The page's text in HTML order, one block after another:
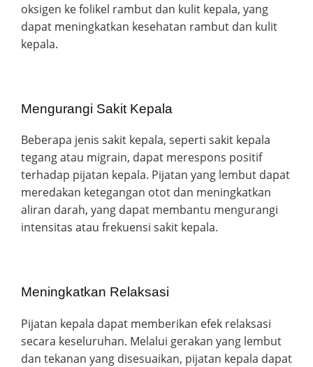
oksigen ke folikel rambut dan kulit kepala, yang
dapat meningkatkan kesehatan rambut dan kulit
kepala.
Mengurangi Sakit Kepala
Beberapa jenis sakit kepala, seperti sakit kepala
tegang atau migrain, dapat merespons positif
terhadap pijatan kepala. Pijatan yang lembut dapat
meredakan ketegangan otot dan meningkatkan
aliran darah, yang dapat membantu mengurangi
intensitas atau frekuensi sakit kepala.
Meningkatkan Relaksasi
Pijatan kepala dapat memberikan efek relaksasi
secara keseluruhan. Melalui gerakan yang lembut
dan tekanan yang disesuaikan, pijatan kepala dapat